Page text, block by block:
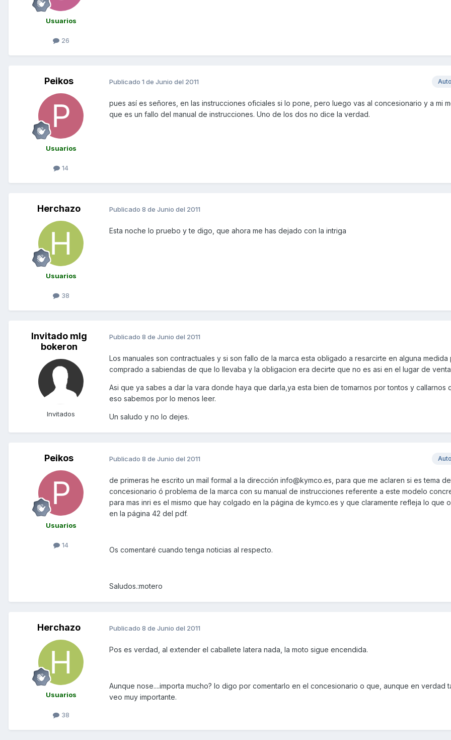
Usuarios
26
Peikos
Usuarios
14
Publicado 1 de Junio del 2011
pues así es señores, en las instrucciones oficiales si lo pone, pero luego vas al concesionario y a mi
que es un fallo del manual de instrucciones. Uno de los dos no dice la verdad.
Herchazo
Usuarios
38
Publicado 8 de Junio del 2011
Esta noche lo pruebo y te digo, que ahora me has dejado con la intriga
Invitado mlg
bokeron
Invitados
Publicado 8 de Junio del 2011
Los manuales son contractuales y si son fallo de la marca esta obligado a resarcirte en alguna medida
comprado a sabiendas de que lo llevaba y la obligacion era decirte que no es asi en el lugar de
Asi que ya sabes a dar la vara donde haya que darla,ya esta bien de tomarnos por tontos y callarnos
eso sabemos por lo menos leer.
Un saludo y no lo dejes.
Peikos
Usuarios
14
Publicado 8 de Junio del 2011
de primeras he escrito un mail formal a la dirección info@kymco.es, para que me aclaren si es tema del
concesionario ó problema de la marca con su manual de instrucciones referente a este modelo
para mas inri es el mismo que hay colgado en la página de kymco.es y que claramente refleja lo que
en la página 42 del pdf.
Os comentaré cuando tenga noticias al respecto.
Saludos.:motero
Herchazo
Usuarios
38
Publicado 8 de Junio del 2011
Pos es verdad, al extender el caballete latera nada, la moto sigue encendida.
Aunque nose....importa mucho? lo digo por comentarlo en el concesionario o que, aunque en verdad
veo muy importante.